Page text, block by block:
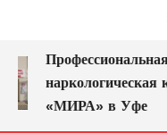
Профессиональная
наркологическая
«МИРА» в Уфе